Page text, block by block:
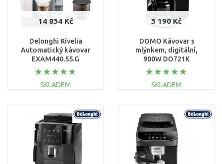
14 834 Kč
Delonghi Rivelia
Automatický kávovar
EXAM440.55.G
SKLADEM
Porovnat
3 190 Kč
DOMO Kávovar s
mlýnkem, digitální,
900W DO721K
SKLADEM
Porovnat